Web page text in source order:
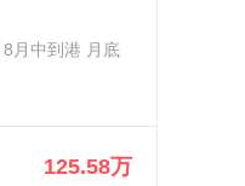
125.58万